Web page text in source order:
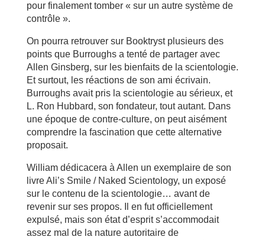
pour finalement tomber « sur un autre système de
contrôle ».
On pourra retrouver sur Booktryst plusieurs des
points que Burroughs a tenté de partager avec
Allen Ginsberg, sur les bienfaits de la scientologie.
Et surtout, les réactions de son ami écrivain.
Burroughs avait pris la scientologie au sérieux, et
L. Ron Hubbard, son fondateur, tout autant. Dans
une époque de contre-culture, on peut aisément
comprendre la fascination que cette alternative
proposait.
William dédicacera à Allen un exemplaire de son
livre Ali’s Smile / Naked Scientology, un exposé
sur le contenu de la scientologie… avant de
revenir sur ses propos. Il en fut officiellement
expulsé, mais son état d’esprit s’accommodait
assez mal de la nature autoritaire de